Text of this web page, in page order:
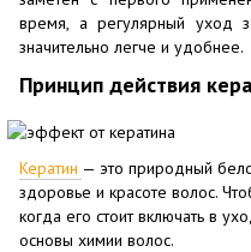
время, а регулярный уход
значительно легче и удобнее.
Принцип действия
Кератин — это природный
здоровье и красоте волос.
когда его стоит включать в
основы химии волос.